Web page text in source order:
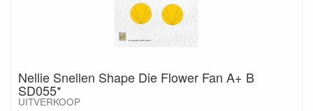
Nellie Snellen Shape Die Flower Fan A+ B
SD055*
UITVERKOOP